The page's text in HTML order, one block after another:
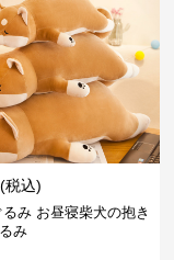
(税込)
み お昼寝柴犬の抱き
み